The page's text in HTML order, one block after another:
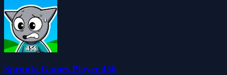
Sprunki Games Player 456